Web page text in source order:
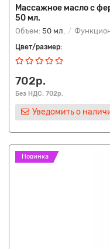
Массажное масло с
50 мл.
Объем: 50 мл.
Цвет/размер:
702р.
Без НДС: 702р.
Уведомить о
Новинка